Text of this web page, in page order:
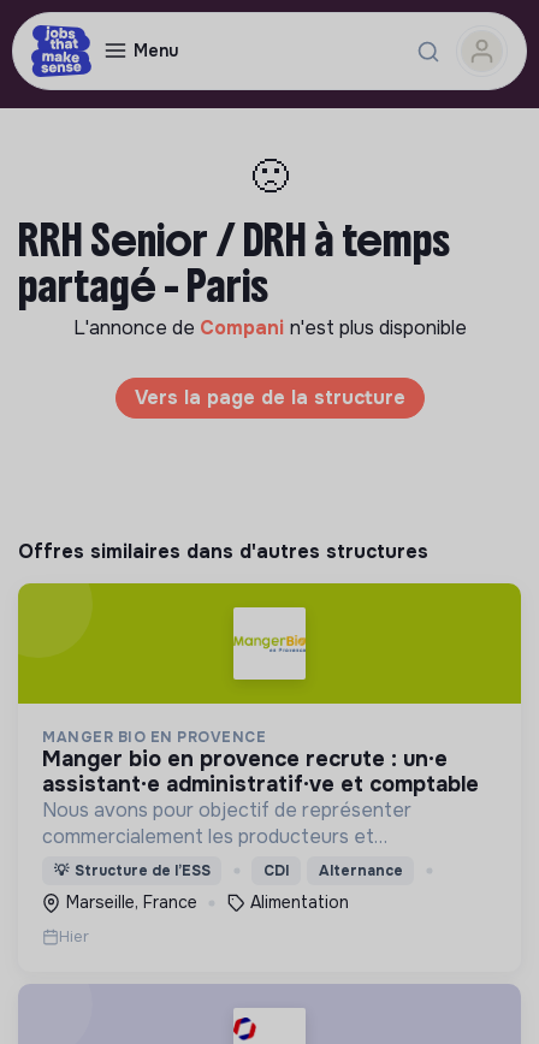
Menu
🙁
RRH Senior / DRH à temps
partagé - Paris
L'annonce de Compani n'est plus disponible
Vers la page de la structure
Offres similaires dans d'autres structures
MANGER BIO EN PROVENCE
manger bio en provence recrute : un·e
assistant·e administratif·ve et comptable
Nous avons pour objectif de représenter
commercialement les producteurs et
transformateurs BIO de la région SUD auprès des
collectivités afin d’introduire les produits BIO et
LOCAUX dans les cantines.
💡 Structure de l’ESS CDI Alternance
Marseille, France Alimentation
Hier